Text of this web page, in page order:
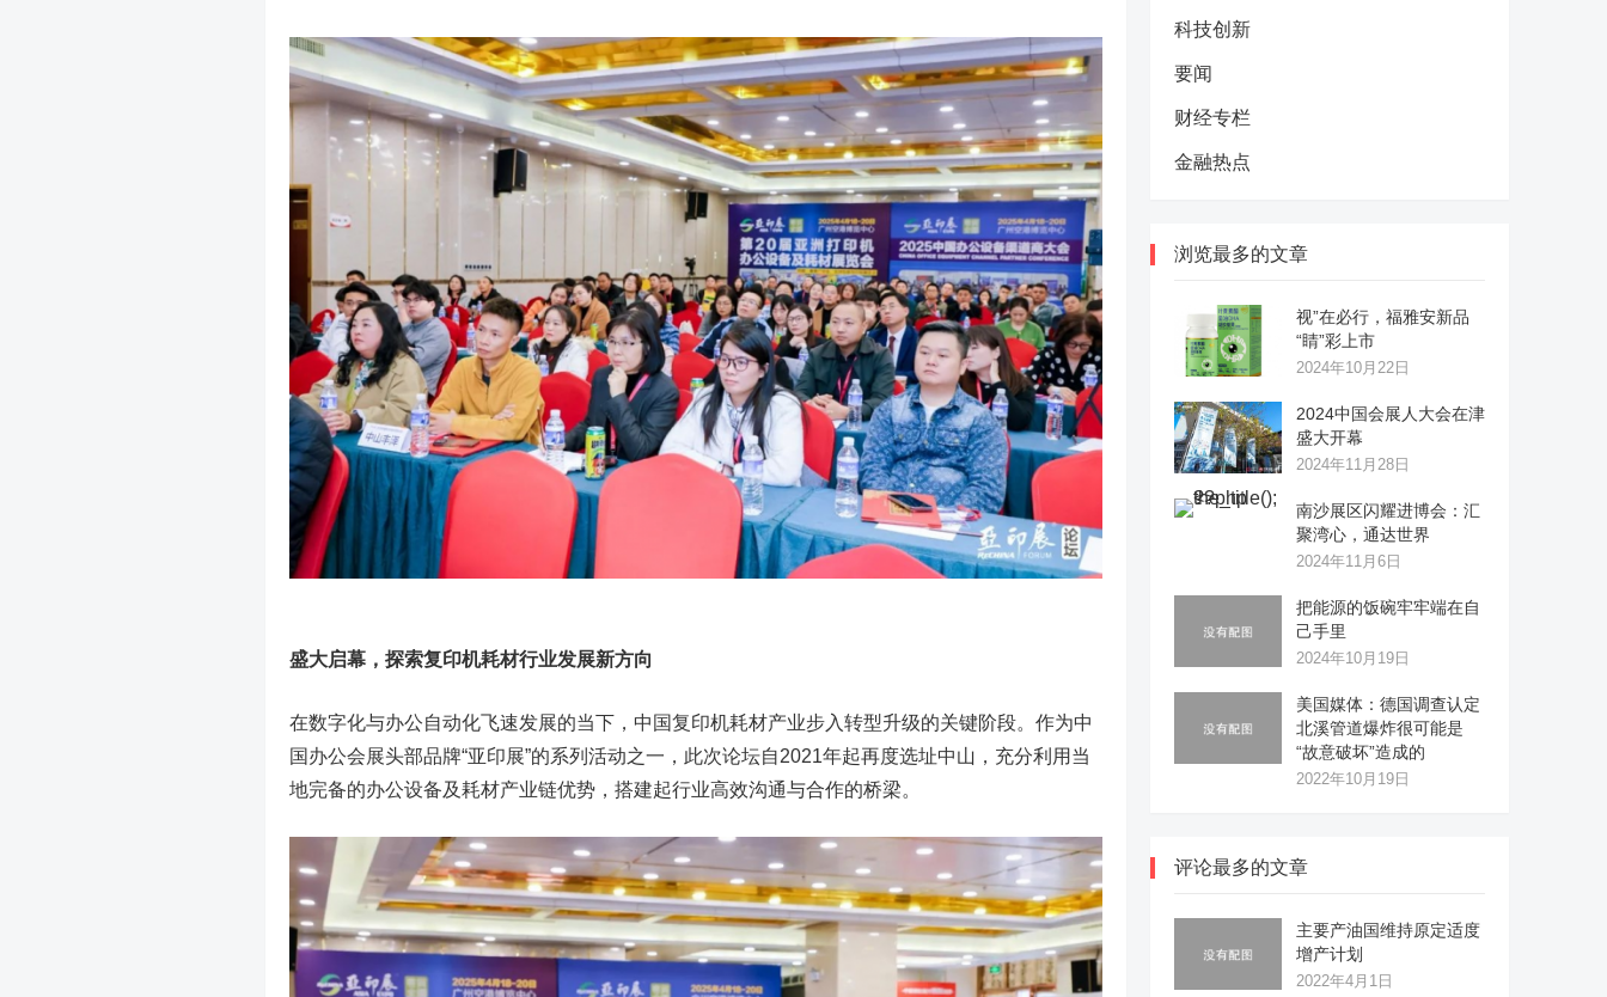
盛大启幕，探索复印机耗材行业发展新方向
在数字化与办公自动化飞速发展的当下，中国复印机耗材产业步入转型升级的关键阶段。作为中
国办公会展头部品牌“亚印展”的系列活动之一，此次论坛自2021年起再度选址中山，充分利用当
地完备的办公设备及耗材产业链优势，搭建起行业高效沟通与合作的桥梁。
科技创新
要闻
财经专栏
金融热点
浏览最多的文章
视”在必行，福雅安新品
“睛”彩上市
2024年10月22日
2024中国会展人大会在津
盛大开幕
2024年11月28日
南沙展区闪耀进博会：汇
聚湾心，通达世界
2024年11月6日
把能源的饭碗牢牢端在自
己手里
2024年10月19日
美国媒体：德国调查认定
北溪管道爆炸很可能是
“故意破坏”造成的
2022年10月19日
评论最多的文章
主要产油国维持原定适度
增产计划
2022年4月1日